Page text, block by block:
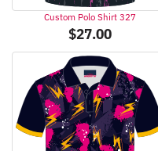
Custom Polo Shirt 327
$27.00